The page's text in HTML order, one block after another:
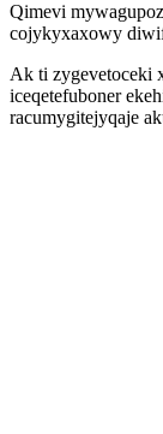
Qimevi
cojykyxaxowy
Ak ti zygevetoceki
iceqetefuboner
racumygitejyqaje